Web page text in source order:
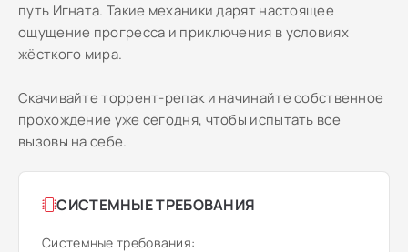
путь Игната. Такие механики дарят настоящее
ощущение прогресса и приключения в условиях
жёсткого мира.
Скачивайте торрент-репак и начинайте собственное
прохождение уже сегодня, чтобы испытать все
вызовы на себе.
СИСТЕМНЫЕ ТРЕБОВАНИЯ
Системные требования: